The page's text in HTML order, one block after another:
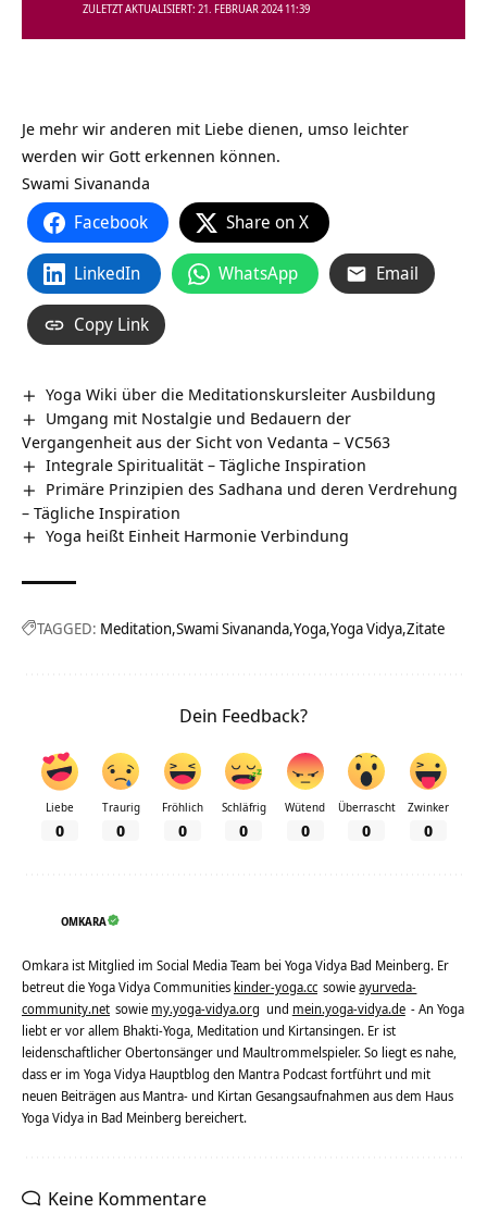
ZULETZT AKTUALISIERT: 21. FEBRUAR 2024 11:39
Je mehr wir anderen mit Liebe dienen, umso leichter
werden wir Gott erkennen können.
Swami Sivananda
Facebook Share on X
LinkedIn WhatsApp Email
Copy Link
Yoga Wiki über die Meditationskursleiter Ausbildung
Umgang mit Nostalgie und Bedauern der
Vergangenheit aus der Sicht von Vedanta – VC563
Integrale Spiritualität – Tägliche Inspiration
Primäre Prinzipien des Sadhana und deren Verdrehung
– Tägliche Inspiration
Yoga heißt Einheit Harmonie Verbindung
TAGGED: Meditation Swami Sivananda Yoga Yoga Vidya Zitate
Dein Feedback?
Liebe
0
Traurig
0
Fröhlich
0
Schläfrig
0
Wütend
0
Überrascht
0
Zwinker
0
OMKARA
Omkara ist Mitglied im Social Media Team bei Yoga Vidya Bad Meinberg. Er
betreut die Yoga Vidya Communities kinder-yoga.cc sowieayurveda-
community.net sowie my.yoga-vidya.org und mein.yoga-vidya.de - An Yoga
liebt er vor allem Bhakti-Yoga, Meditation und Kirtansingen. Er ist
leidenschaftlicher Obertonsänger und Maultrommelspieler. So liegt es nahe,
dass er im Yoga Vidya Hauptblog den Mantra Podcast fortführt und mit
neuen Beiträgen aus Mantra- und Kirtan Gesangsaufnahmen aus dem Haus
Yoga Vidya in Bad Meinberg bereichert.
Keine Kommentare